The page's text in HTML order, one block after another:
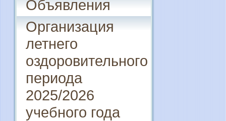
Объявления
Организация
летнего
оздоровительного
периода
2025/2026
учебного года